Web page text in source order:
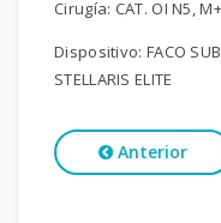
Cirugía: CAT. OI N5,
Dispositivo: FACO
STELLARIS ELITE
Anterior